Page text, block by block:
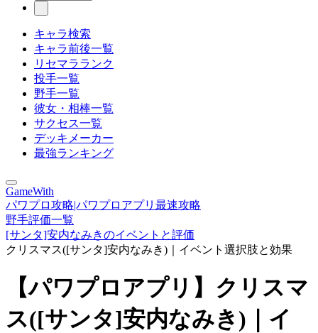
キャラ検索
キャラ前後一覧
リセマラランク
投手一覧
野手一覧
彼女・相棒一覧
サクセス一覧
デッキメーカー
最強ランキング
GameWith
パワプロ攻略|パワプロアプリ最速攻略
野手評価一覧
[サンタ]安内なみきのイベントと評価
クリスマス([サンタ]安内なみき)｜イベント選択肢と効果
【パワプロアプリ】クリスマ
ス([サンタ]安内なみき)｜イ